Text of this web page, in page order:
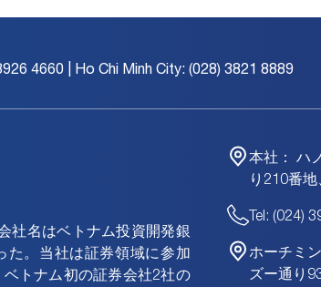
4660 | Ho Chi Minh City: (028) 3821 8889
社名はベトナム投資開発銀
た。当社は証券領域に参加
トナム初の証券会社2社の
本社：
ハ
り210番
Tel: (024)
ホーチミ
ズー通り